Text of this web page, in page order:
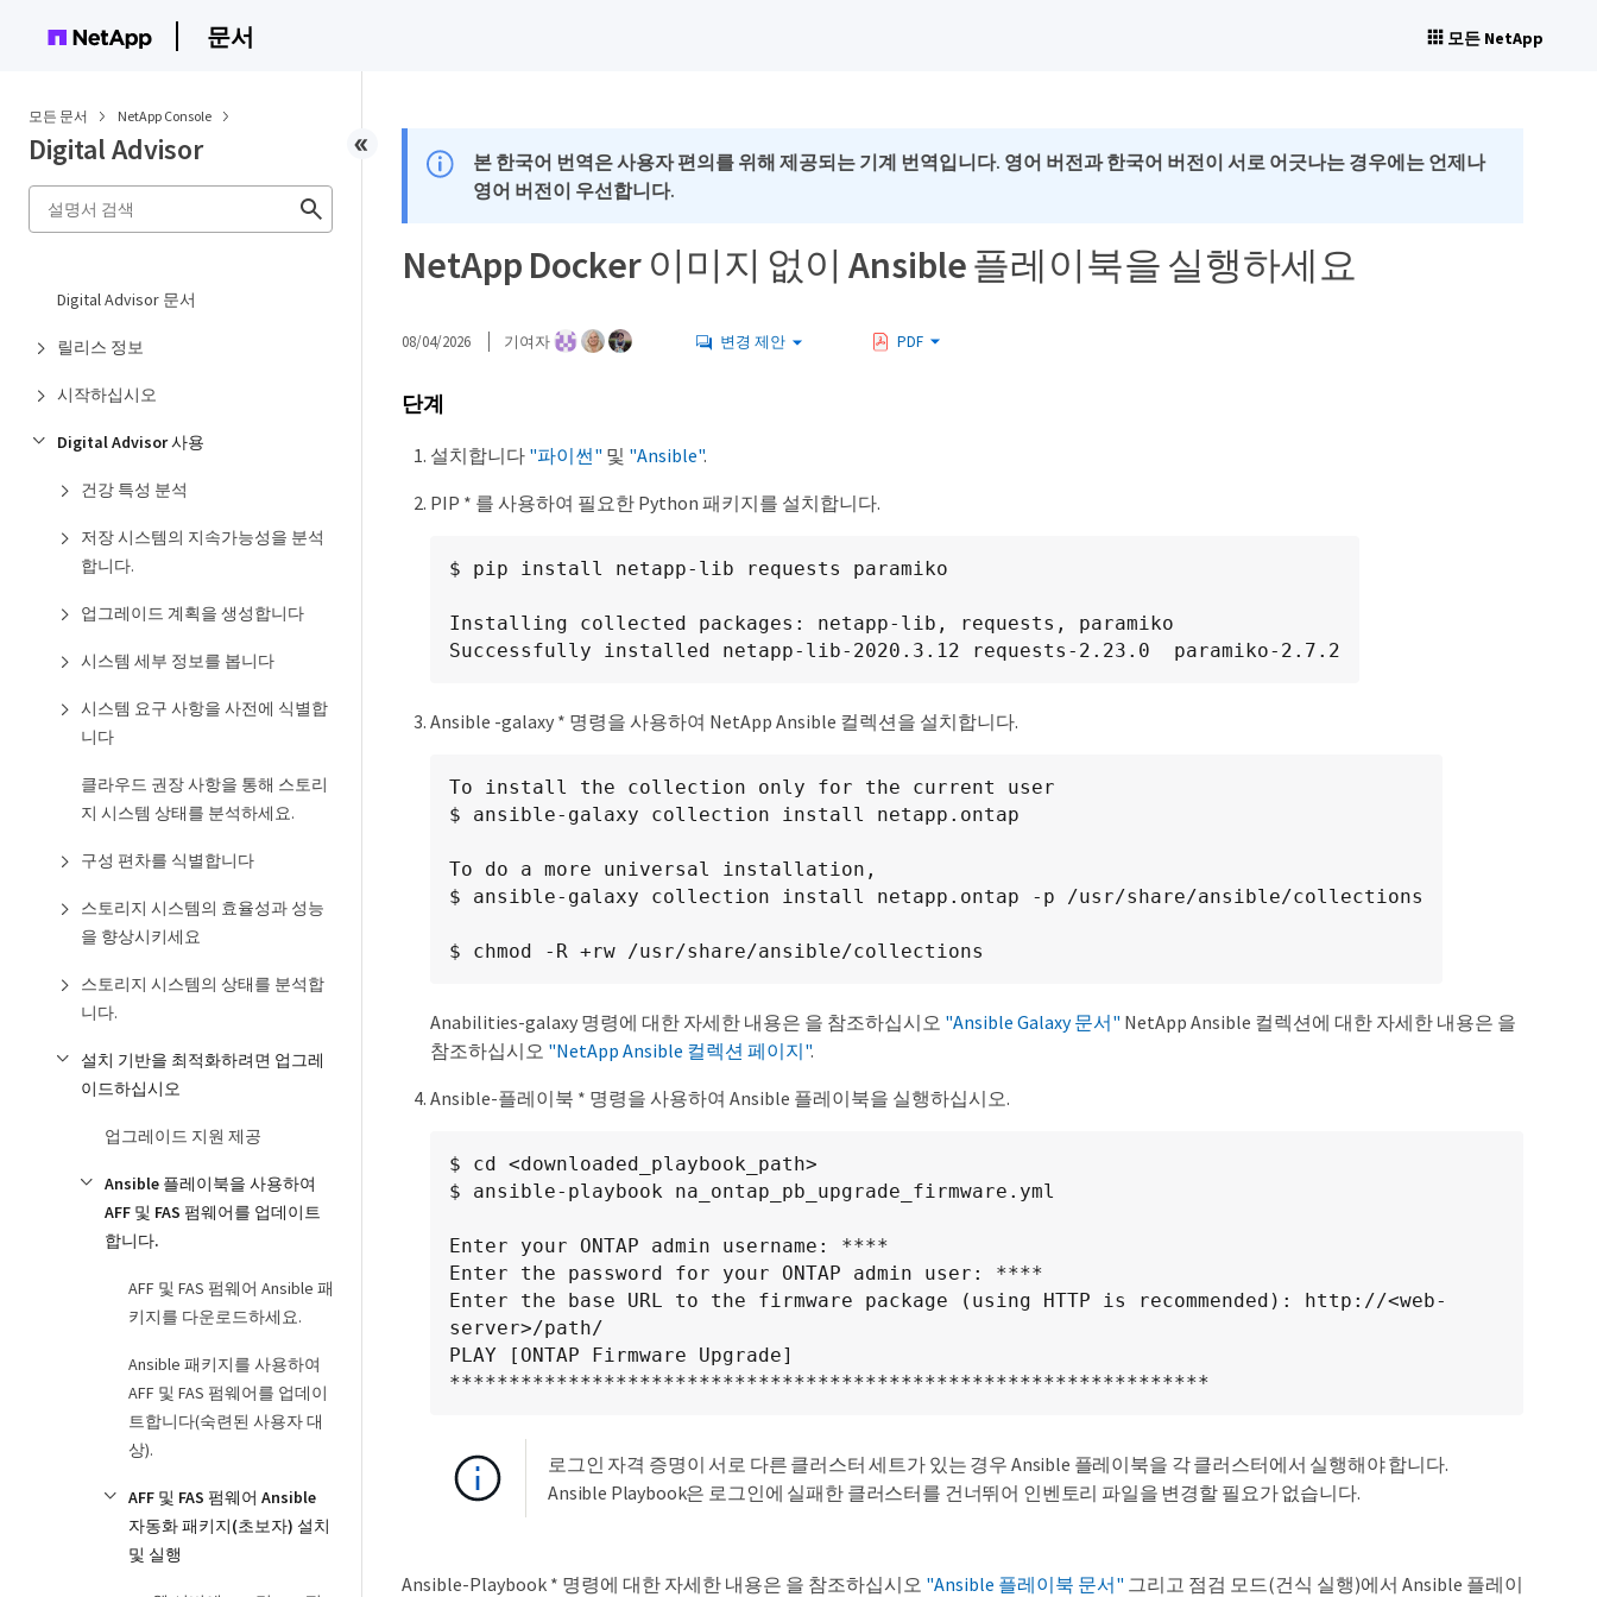
문서 모든 NetApp
모든 문서 NetApp Console
Digital Advisor
Digital Advisor 문서
릴리스 정보
시작하십시오
Digital Advisor 사용
건강 특성 분석
저장 시스템의 지속가능성을 분석
합니다.
업그레이드 계획을 생성합니다
시스템 세부 정보를 봅니다
시스템 요구 사항을 사전에 식별합
니다
클라우드 권장 사항을 통해 스토리
지 시스템 상태를 분석하세요.
구성 편차를 식별합니다
스토리지 시스템의 효율성과 성능
을 향상시키세요
스토리지 시스템의 상태를 분석합
니다.
설치 기반을 최적화하려면 업그레
이드하십시오
업그레이드 지원 제공
Ansible 플레이북을 사용하여
AFF 및 FAS 펌웨어를 업데이트
합니다.
AFF 및 FAS 펌웨어 Ansible 패
키지를 다운로드하세요.
Ansible 패키지를 사용하여
AFF 및 FAS 펌웨어를 업데이
트합니다(숙련된 사용자 대
상).
AFF 및 FAS 펌웨어 Ansible
자동화 패키지(초보자) 설치
및 실행
본 한국어 번역은 사용자 편의를 위해 제공되는 기계 번역입니다. 영어 버전과 한국어 버전이 서로 어긋나는 경우에는 언제나
영어 버전이 우선합니다.
NetApp Docker 이미지 없이 Ansible 플레이북을 실행하세요
08/04/2026 기여자 변경 제안 PDF
단계
설치합니다 "파이썬" 및 "Ansible".
PIP * 를 사용하여 필요한 Python 패키지를 설치합니다.
$ pip install netapp-lib requests paramiko
Installing collected packages: netapp-lib, requests, paramiko
Successfully installed netapp-lib-2020.3.12 requests-2.23.0  paramiko-2.7.2
Ansible -galaxy * 명령을 사용하여 NetApp Ansible 컬렉션을 설치합니다.
To install the collection only for the current user
$ ansible-galaxy collection install netapp.ontap
To do a more universal installation,
$ ansible-galaxy collection install netapp.ontap -p /usr/share/ansible/collections
$ chmod -R +rw /usr/share/ansible/collections
Anabilities-galaxy 명령에 대한 자세한 내용은 을 참조하십시오 "Ansible Galaxy 문서" NetApp Ansible 컬렉션에 대한 자세한 내용은 을
참조하십시오 "NetApp Ansible 컬렉션 페이지".
Ansible-플레이북 * 명령을 사용하여 Ansible 플레이북을 실행하십시오.
$ cd <downloaded_playbook_path>
$ ansible-playbook na_ontap_pb_upgrade_firmware.yml
Enter your ONTAP admin username: ****
Enter the password for your ONTAP admin user: ****
Enter the base URL to the firmware package (using HTTP is recommended): http://<web-
server>/path/
PLAY [ONTAP Firmware Upgrade]
****************************************************************
로그인 자격 증명이 서로 다른 클러스터 세트가 있는 경우 Ansible 플레이북을 각 클러스터에서 실행해야 합니다.
Ansible Playbook은 로그인에 실패한 클러스터를 건너뛰어 인벤토리 파일을 변경할 필요가 없습니다.
Ansible-Playbook * 명령에 대한 자세한 내용은 을 참조하십시오 "Ansible 플레이북 문서" 그리고 점검 모드(건식 실행)에서 Ansible 플레이